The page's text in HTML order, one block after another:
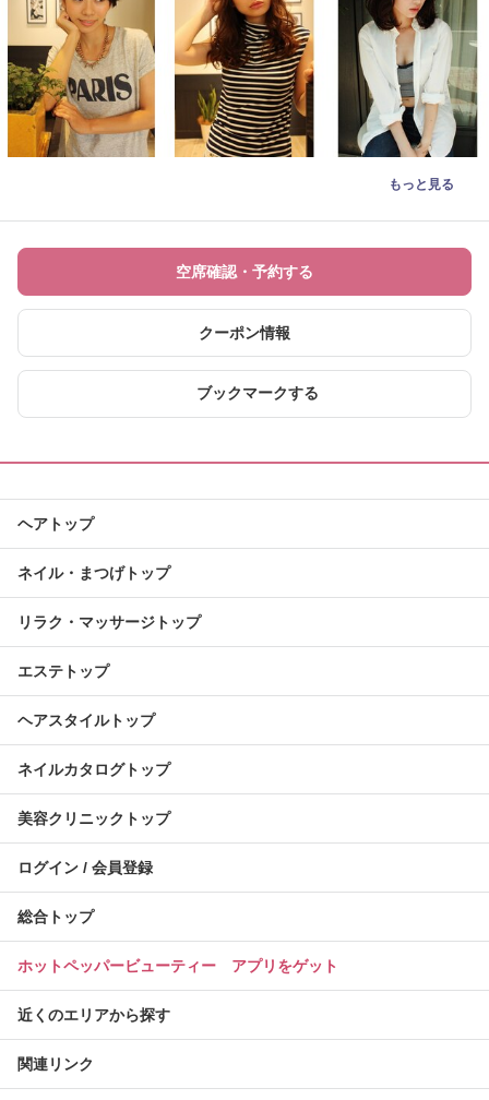
もっと見る
空席確認・予約する
クーポン情報
ブックマークする
ヘアトップ
ネイル・まつげトップ
リラク・マッサージトップ
エステトップ
ヘアスタイルトップ
ネイルカタログトップ
美容クリニックトップ
ログイン / 会員登録
総合トップ
ホットペッパービューティー アプリをゲット
近くのエリアから探す
関連リンク